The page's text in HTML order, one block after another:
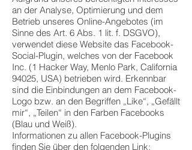
an der Analyse, Optimierung und dem
Betrieb unseres Online-Angebotes (im
Sinne des Art. 6 Abs. 1 lit. f. DSGVO),
verwendet diese Website das Facebook-
Social-Plugin, welches von der Facebook
Inc. (1 Hacker Way, Menlo Park, California
94025, USA) betrieben wird. Erkennbar
sind die Einbindungen an dem Facebook-
Logo bzw. an den Begriffen „Like“, „Gefällt
mir“, „Teilen“ in den Farben Facebooks
(Blau und Weiß).
Informationen zu allen Facebook-Plugins
finden Sie über den folgenden Link: